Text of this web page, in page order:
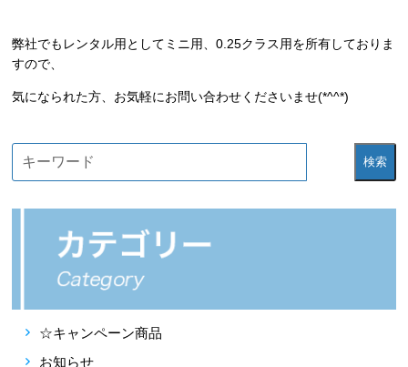
弊社でもレンタル用としてミニ用、0.25クラス用を所有しておりま
すので、
気になられた方、お気軽にお問い合わせくださいませ(*^^*)
検索
☆キャンペーン商品
お知らせ